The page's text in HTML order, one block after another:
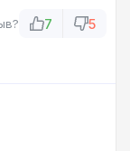
моих
7 5